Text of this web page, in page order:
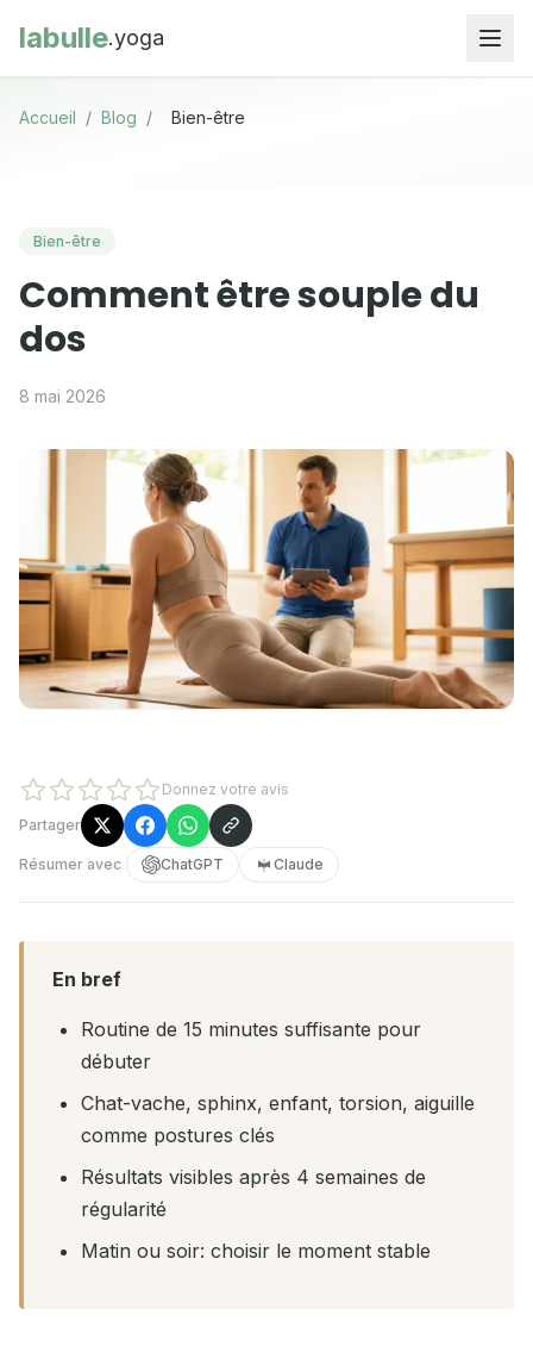
labulle.yoga
Accueil / Blog / Bien-être
Bien-être
Comment être souple du
dos
8 mai 2026
Donnez votre avis
Partager
Résumer avec ChatGPT Claude
En bref
Routine de 15 minutes suffisante pour
débuter
Chat-vache, sphinx, enfant, torsion, aiguille
comme postures clés
Résultats visibles après 4 semaines de
régularité
Matin ou soir: choisir le moment stable